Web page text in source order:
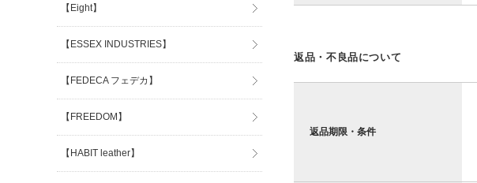
返品・不良品について
返品期限・条件
【Eight】
【ESSEX INDUSTRIES】
【FEDECA フェデカ】
【FREEDOM】
【HABIT leather】